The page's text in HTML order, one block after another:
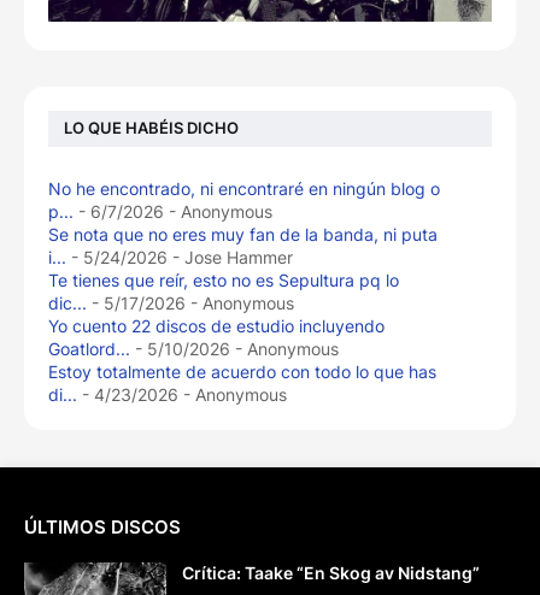
LO QUE HABÉIS DICHO
No he encontrado, ni encontraré en ningún blog o
p... - 6/7/2026 - Anonymous
Se nota que no eres muy fan de la banda, ni puta
i... - 5/24/2026 - Jose Hammer
Te tienes que reír, esto no es Sepultura pq lo
dic... - 5/17/2026 - Anonymous
Yo cuento 22 discos de estudio incluyendo
Goatlord... - 5/10/2026 - Anonymous
Estoy totalmente de acuerdo con todo lo que has
di... - 4/23/2026 - Anonymous
ÚLTIMOS DISCOS
Crítica: Taake “En Skog av Nidstang”